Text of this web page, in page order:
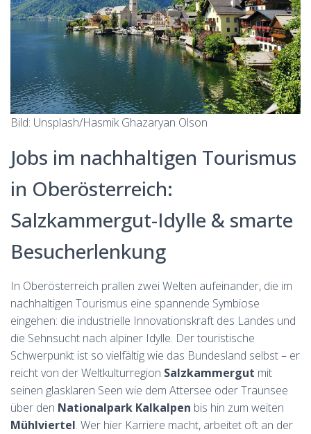
Bild: Unsplash/Hasmik Ghazaryan Olson
Jobs im nachhaltigen Tourismus
in Oberösterreich:
Salzkammergut-Idylle & smarte
Besucherlenkung
In Oberösterreich prallen zwei Welten aufeinander, die im
nachhaltigen Tourismus eine spannende Symbiose
eingehen: die industrielle Innovationskraft des Landes und
die Sehnsucht nach alpiner Idylle. Der touristische
Schwerpunkt ist so vielfältig wie das Bundesland selbst – er
reicht von der Weltkulturregion Salzkammergut mit
seinen glasklaren Seen wie dem Attersee oder Traunsee
über den Nationalpark Kalkalpen bis hin zum weiten
Mühlviertel. Wer hier Karriere macht, arbeitet oft an der